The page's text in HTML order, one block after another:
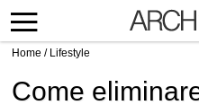
Home / Lifestyle
Come